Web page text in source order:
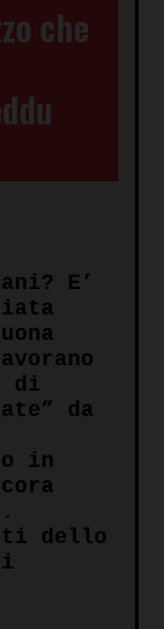
che
E’
di
da
in
dello